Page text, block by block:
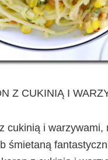
Z CUKINIĄ I
cukinią i warzywami,
śmietaną